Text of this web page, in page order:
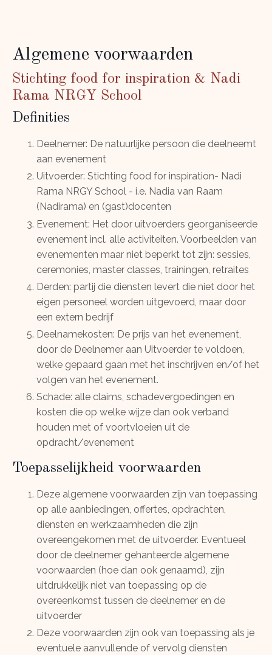
Algemene voorwaarden
Stichting food for inspiration & Nadi
Rama NRGY School
Definities
Deelnemer: De natuurlijke persoon die deelneemt
aan evenement
Uitvoerder: Stichting food for inspiration- Nadi
Rama NRGY School - i.e. Nadia van Raam
(Nadirama) en (gast)docenten
Evenement: Het door uitvoerders georganiseerde
evenement incl. alle activiteiten. Voorbeelden van
evenementen maar niet beperkt tot zijn: sessies,
ceremonies, master classes, trainingen, retraites
Derden: partij die diensten levert die niet door het
eigen personeel worden uitgevoerd, maar door
een extern bedrijf
Deelnamekosten: De prijs van het evenement,
door de Deelnemer aan Uitvoerder te voldoen,
welke gepaard gaan met het inschrijven en/of het
volgen van het evenement.
Schade: alle claims, schadevergoedingen en
kosten die op welke wijze dan ook verband
houden met of voortvloeien uit de
opdracht/evenement
Toepasselijkheid voorwaarden
Deze algemene voorwaarden zijn van toepassing
op alle aanbiedingen, offertes, opdrachten,
diensten en werkzaamheden die zijn
overeengekomen met de uitvoerder. Eventueel
door de deelnemer gehanteerde algemene
voorwaarden (hoe dan ook genaamd), zijn
uitdrukkelijk niet van toepassing op de
overeenkomst tussen de deelnemer en de
uitvoerder
Deze voorwaarden zijn ook van toepassing als je
eventuele aanvullende of vervolg diensten